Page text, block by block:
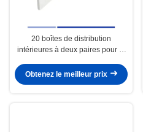
20 boîtes de distribution
intérieures à deux paires pour la
système de télécommunications
Obtenez le meilleur prix